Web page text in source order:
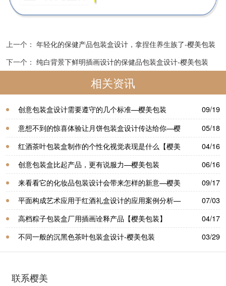
上一个： 年轻化的保健产品包装盒设计，拿捏住养生族了-樱美包装
下一个： 纯白背景下鲜明插画设计的保健品包装盒设计-樱美包装
相关资讯
创意包装盒设计需要遵守的几个标准—樱美包装
09/19
意想不到的惊喜体验让月饼包装盒设计传达给你—樱
美包装
05/18
红酒茶叶包装盒制作的个性化视觉表现是什么【樱美
包装】
04/16
创意包装盒比起产品，更有说服力—樱美包装
06/16
来看看它的化妆品包装设计会带来怎样的新意—樱美
包装
09/17
平面构成艺术应用于红酒礼盒设计的应用案例分析—
樱美包装
07/03
高档粽子包装盒厂用插画诠释产品【樱美包装】
04/17
不同一般的沉黑色茶叶包装盒设计-樱美包装
03/29
联系樱美